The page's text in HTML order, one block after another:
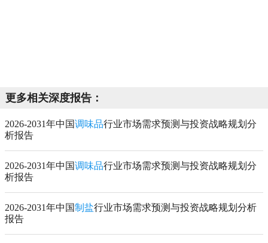
更多相关深度报告：
2026-2031年中国调味品行业市场需求预测与投资战略规划分
析报告
2026-2031年中国调味品行业市场需求预测与投资战略规划分
析报告
2026-2031年中国制盐行业市场需求预测与投资战略规划分析
报告